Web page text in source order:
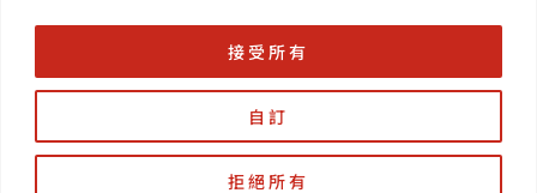
自訂
拒絕所有
接受所有